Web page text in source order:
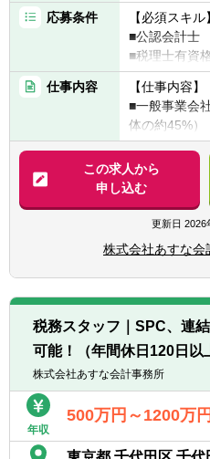
応募条件
【必須スキル】
■公認会計士
■税理士有資
■科目合格者
経験が豊富な方
■SPCに関す
【歓迎スキル
■英語力のある
【求める人物
■税務コンサ
とが好きな方
仕事内容
【仕事内容】
■一般事業会
体の約45%）
■組織再編、
計税務コンサ
■SPCに係る
【具体的には
■約20件程度
のクライアン
できる企業様
りません。顧
などに対し
アドバイスを
【クライアン
■クライアン
す
■業界業種:多
この求人から
申し込む
更新日 2026
株式会社あすな会
税務スタッフ｜SPC、連
可能！（年間休日120日以
株式会社あすな会計事務所
年収
500万円～1200万円